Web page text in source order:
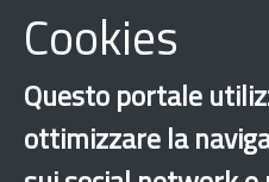
Cookies
Questo portale
ottimizzare la